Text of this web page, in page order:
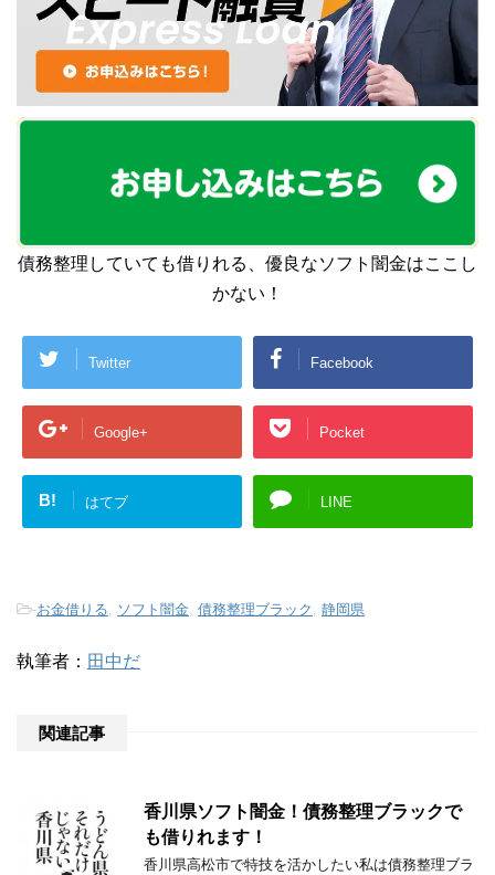
債務整理していても借りれる、優良なソフト闇金はここし
かない！
Twitter Facebook
Google+ Pocket
B! はてブ LINE
-お金借りる, ソフト闇金, 債務整理ブラック , 静岡県
執筆者： 田中だ
関連記事
香川県ソフト闇金！債務整理ブラックで
も借りれます！
香川県高松市で特技を活かしたい私は債務整理ブラ